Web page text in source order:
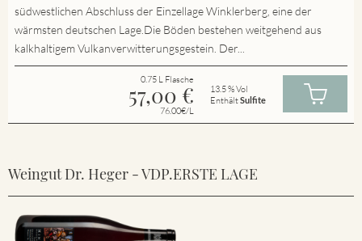
südwestlichen Abschluss der Einzellage Winklerberg, eine der
wärmsten deutschen Lage.Die Böden bestehen weitgehend aus
kalkhaltigem Vulkanverwitterungsgestein. Der...
0.75 L Flasche
57,00 €
76.00€/L
13.5 % Vol
EnthältSulfite
Weingut Dr. Heger - VDP.ERSTE LAGE